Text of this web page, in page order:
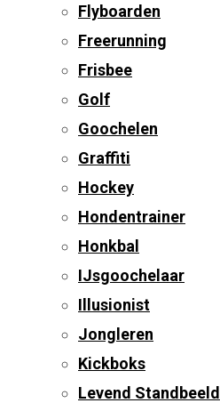
Flyboarden
Freerunning
Frisbee
Golf
Goochelen
Graffiti
Hockey
Hondentrainer
Honkbal
IJsgoochelaar
Illusionist
Jongleren
Kickboks
Levend Standbeeld